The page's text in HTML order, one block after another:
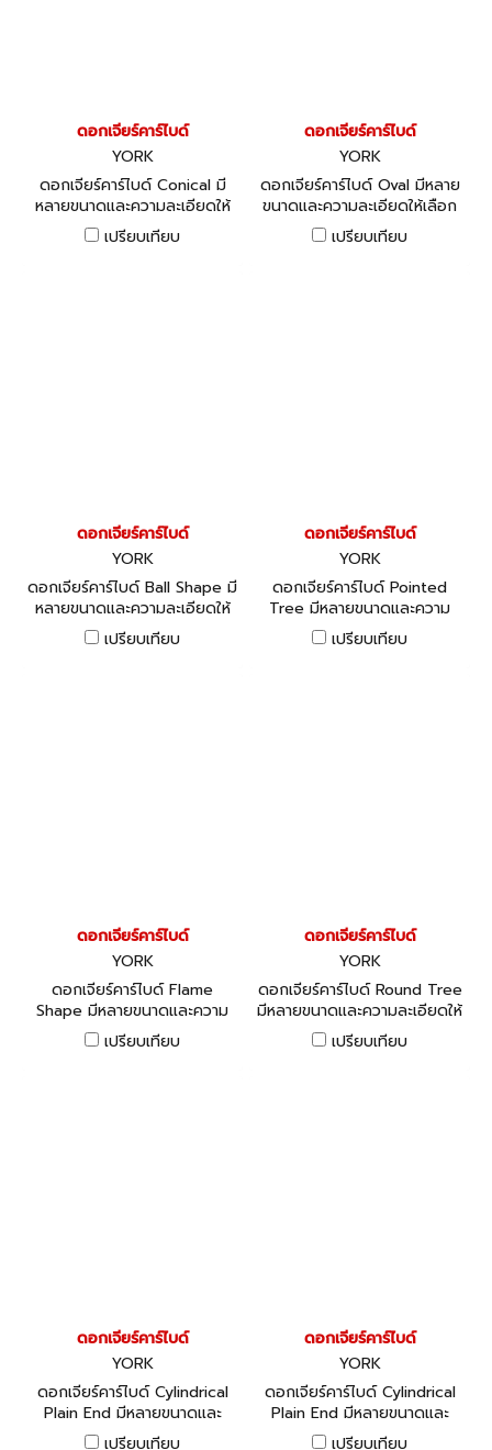
ดอกเจียร์คาร์ไบด์
YORK
ดอกเจียร์คาร์ไบด์ Conical มี
หลายขนาดและความละเอียดให้
เลือก
เปรียบเทียบ
ดอกเจียร์คาร์ไบด์
YORK
ดอกเจียร์คาร์ไบด์ Oval มีหลาย
ขนาดและความละเอียดให้เลือก
เปรียบเทียบ
ดอกเจียร์คาร์ไบด์
YORK
ดอกเจียร์คาร์ไบด์ Ball Shape มี
หลายขนาดและความละเอียดให้
เลือก
เปรียบเทียบ
ดอกเจียร์คาร์ไบด์
YORK
ดอกเจียร์คาร์ไบด์ Pointed
Tree มีหลายขนาดและความ
ละเอียดให้เลือก
เปรียบเทียบ
ดอกเจียร์คาร์ไบด์
YORK
ดอกเจียร์คาร์ไบด์ Flame
Shape มีหลายขนาดและความ
ละเอียดให้เลือก
เปรียบเทียบ
ดอกเจียร์คาร์ไบด์
YORK
ดอกเจียร์คาร์ไบด์ Round Tree
มีหลายขนาดและความละเอียดให้
เลือก
เปรียบเทียบ
ดอกเจียร์คาร์ไบด์
YORK
ดอกเจียร์คาร์ไบด์ Cylindrical
Plain End มีหลายขนาดและ
ความละเอียดให้เลือก
เปรียบเทียบ
ดอกเจียร์คาร์ไบด์
YORK
ดอกเจียร์คาร์ไบด์ Cylindrical
Plain End มีหลายขนาดและ
ความละเอียดให้เลือก
เปรียบเทียบ